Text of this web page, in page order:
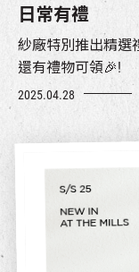
日常有禮
紗廠特別推出精選
還有禮物可領🎉!
2025.04.28